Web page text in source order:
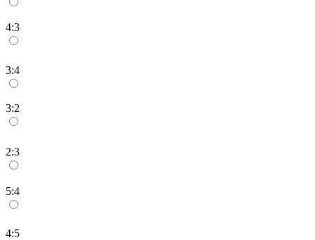
4:3
3:4
3:2
2:3
5:4
4:5